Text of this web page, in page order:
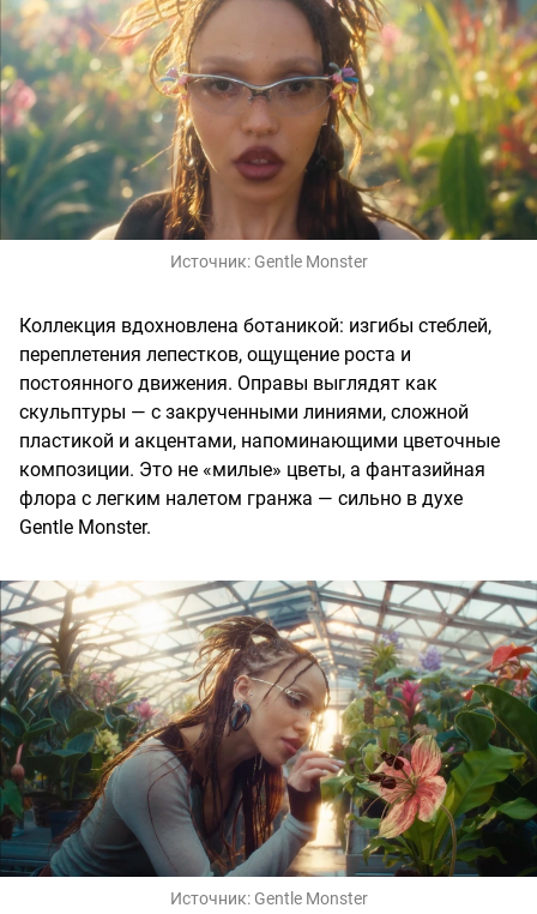
Источник: Gentle Monster
Коллекция вдохновлена ботаникой: изгибы стеблей,
переплетения лепестков, ощущение роста и
постоянного движения. Оправы выглядят как
скульптуры — с закрученными линиями, сложной
пластикой и акцентами, напоминающими цветочные
композиции. Это не «милые» цветы, а фантазийная
флора с легким налетом гранжа — сильно в духе
Gentle Monster.
Источник: Gentle Monster